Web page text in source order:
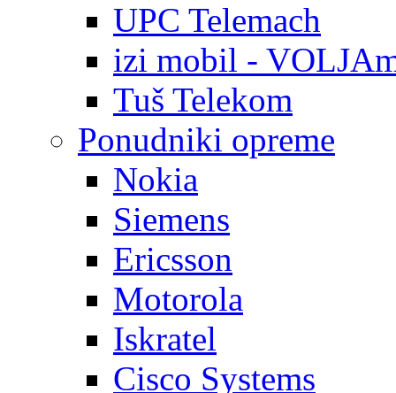
UPC Telemach
izi mobil -
Tuš Telekom
Ponudniki opreme
Nokia
Siemens
Ericsson
Motorola
Iskratel
Cisco Systems